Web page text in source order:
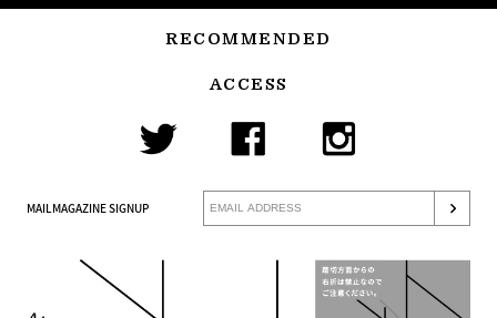
RECOMMENDED
ACCESS
MAILMAGAZINE SIGNUP